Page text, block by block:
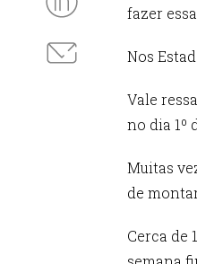
fazer
Nos
Vale
no dia 1º
Muitas
de
Cerca de